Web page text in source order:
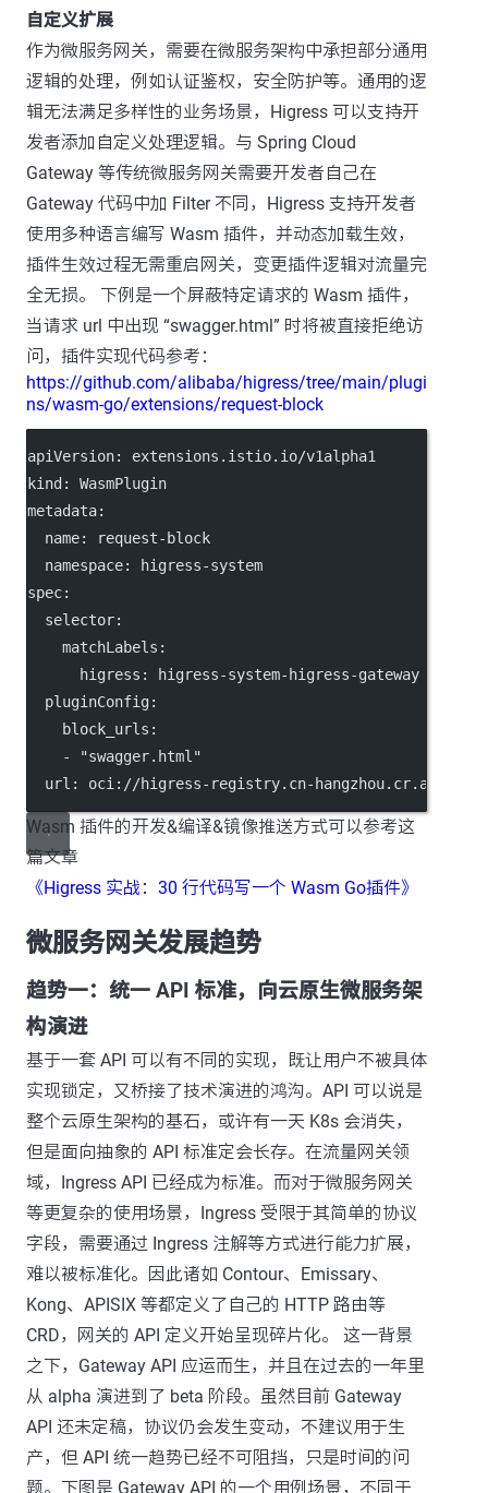
自定义扩展
作为微服务网关，需要在微服务架构中承担部分通用
逻辑的处理，例如认证鉴权，安全防护等。通用的逻
辑无法满足多样性的业务场景，Higress 可以支持开
发者添加自定义处理逻辑。与 Spring Cloud
Gateway 等传统微服务网关需要开发者自己在
Gateway 代码中加 Filter 不同，Higress 支持开发者
使用多种语言编写 Wasm 插件，并动态加载生效，
插件生效过程无需重启网关，变更插件逻辑对流量完
全无损。 下例是一个屏蔽特定请求的 Wasm 插件，
当请求 url 中出现 “swagger.html” 时将被直接拒绝访
问，插件实现代码参考：
https://github.com/alibaba/higress/tree/main/plugi
ns/wasm-go/extensions/request-block
apiVersion: extensions.istio.io/v1alpha1
kind : WasmPlugin
metadata:
name:
request-block
namespace:
higress-system
spec:
selector:
matchLabels :
higress :
higress-system-higress-gateway
pluginConfig:
block_urls :
    -
"swagger.html"
url : oci://higress-registry.cn-
Wasm 插件的开发&编译&镜像推送方式可以参考这
篇文章
《Higress 实战：30 行代码写一个 Wasm Go插件》
微服务网关发展趋势
趋势一：统一 API 标准，向云原生微服务架
构演进
基于一套 API 可以有不同的实现，既让用户不被具体
实现锁定，又桥接了技术演进的鸿沟。API 可以说是
整个云原生架构的基石，或许有一天 K8s 会消失，
但是面向抽象的 API 标准定会长存。在流量网关领
域，Ingress API 已经成为标准。而对于微服务网关
等更复杂的使用场景，Ingress 受限于其简单的协议
字段，需要通过 Ingress 注解等方式进行能力扩展，
难以被标准化。因此诸如 Contour、Emissary、
Kong、APISIX 等都定义了自己的 HTTP 路由等
CRD，网关的 API 定义开始呈现碎片化。 这一背景
之下，Gateway API 应运而生，并且在过去的一年里
从 alpha 演进到了 beta 阶段。虽然目前 Gateway
API 还未定稿，协议仍会发生变动，不建议用于生
产，但 API 统一趋势已经不可阻挡，只是时间的问
题。下图是 Gateway API 的一个用例场景，不同于